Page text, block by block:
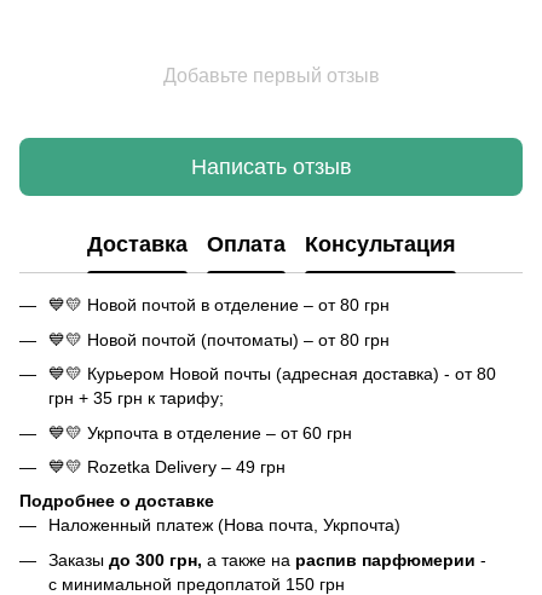
Добавьте первый отзыв
Написать отзыв
Доставка Оплата Консультация
💙💛 Новой почтой в отделение – от 80 грн
💙💛 Новой почтой (почтоматы) – от 80 грн
💙💛 Курьером Новой почты (адресная доставка) - от 80
грн + 35 грн к тарифу;
💙💛 Укрпочта в отделение – от 60 грн
💙💛 Rozetka Delivery – 49 грн
Подробнее о доставке
Наложенный платеж (Нова почта, Укрпочта)
Заказы до 300 грн, а также на распив парфюмерии -
с минимальной предоплатой 150 грн